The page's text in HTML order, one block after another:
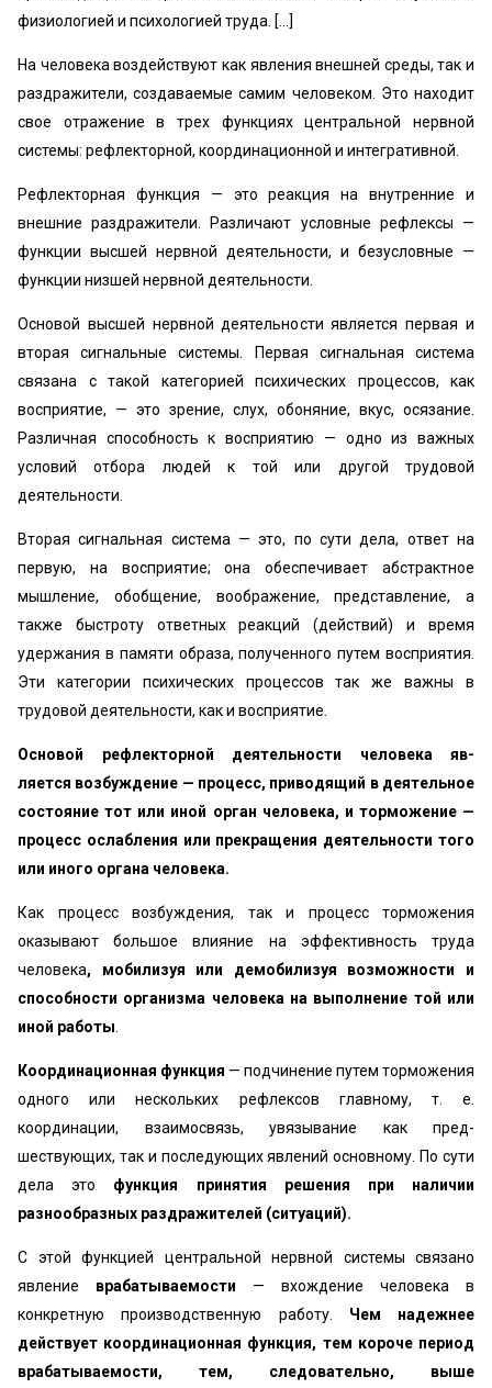
физиологией и психологией труда. [...]
На человека воздействуют как явления внешней сре­ды, так и
раздражители, создаваемые самим человеком. Это находит
свое отражение в трех функциях централь­ной нервной
системы: рефлекторной, координационной и интегративной.
Рефлекторная функция — это реакция на внутренние и
внешние раздражители. Различают условные рефлек­сы —
функции высшей нервной деятельности, и без­условные —
функции низшей нервной деятельности.
Основой высшей нервной деятельности является пер­вая и
вторая сигнальные системы. Первая сигнальная система
связана с такой категорией психических про­цессов, как
восприятие, — это зрение, слух, обоняние, вкус, осязание.
Различная способность к восприятию — одно из важных
условий отбора людей к той или дру­гой трудовой
деятельности.
Вторая сигнальная система — это, по сути дела, от­вет на
первую, на восприятие; она обеспечивает аб­страктное
мышление, обобщение, воображение, пред­ставление, а
также быстроту ответных реакций (действий) и время
удержания в памяти образа, по­лученного путем восприятия.
Эти категории психиче­ских процессов так же важны в
трудовой деятельности, как и восприятие.
Основой рефлекторной деятельности человека яв­
ляется возбуждение — процесс, приводящий в деятель­ное
состояние тот или иной орган человека, и торможе­ние —
процесс ослабления или прекращения деятельно­сти того
или иного органа человека.
Как процесс возбуждения, так и процесс торможе­ния
оказывают большое влияние на эффективность тру­да
человека, мобилизуя или демобилизуя возможности и
способности организма человека на выполнение той или
иной работы
Координационная функция — подчинение путем тор­можения
одного или нескольких рефлексов главному, т. е.
координации, взаимосвязь, увязывание как пред­
шествующих, так и последующих явлений основному. По сути
дела это функция принятия решения при нали­чии
разнообразных раздражителей (ситуаций).
С этой функцией центральной нервной системы свя­зано
явление врабатываемости — вхождение че­ловека в
конкретную производственную работу.
Чем надежнее
действует координационная функция, тем ко­роче период
врабатываемости, тем, следовательно, вы­ше